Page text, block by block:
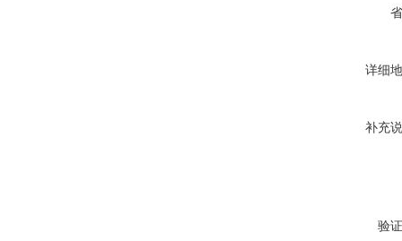
详细
补充
验